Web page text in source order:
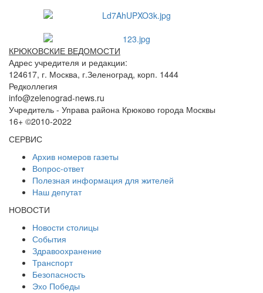
КРЮКОВСКИЕ ВЕДОМОСТИ
Адрес учредителя и редакции:
124617, г. Москва, г.Зеленоград, корп. 1444
Редколлегия
info@zelenograd-news.ru
Учредитель - Управа района Крюково города Москвы
16+ ©2010-2022
СЕРВИС
Архив номеров газеты
Вопрос-ответ
Полезная информация для жителей
Наш депутат
НОВОСТИ
Новости столицы
События
Здравоохранение
Транспорт
Безопасность
Эхо Победы